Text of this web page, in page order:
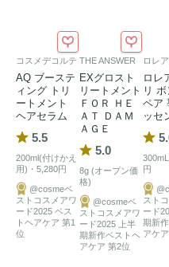
フローラルアコードへ
3.BASE
③パウダリーを感じる、心
コスメデコルテ
AQ ブーステ
ィング トリ
ートメント
ヘアセラム
5.5
200ml(付けかえ
用)・5,280円
@cosmeベ
ストコスメアワ
ード2025 ベス
トヘアケア 第1
位
THE ANSWER
EXグロスト
リートメント
ＦＯＲ ＨＥ
ＡＴ ＤＡＭ
ＡＧＥ
5.0
8g (オープン価
格)
@cosmeベ
ストコスメアワ
ード2025 上半
期新作ベストヘ
アケア 第2位
ロレ
ロレ
リ
ペア
ッセ
円
スト
ード
期新
アケ